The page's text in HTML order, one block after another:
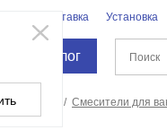
Доставка Установка
Каталог
Смесители Смесители для